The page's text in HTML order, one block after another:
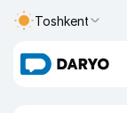
Toshkent